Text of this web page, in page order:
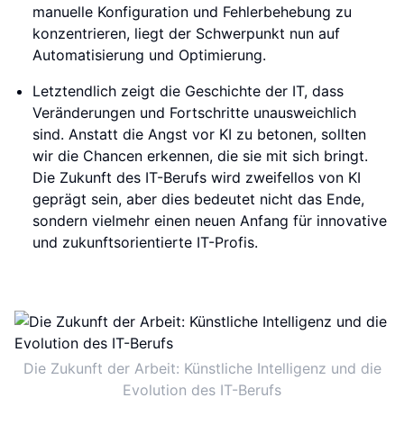
manuelle Konfiguration und Fehlerbehebung zu
konzentrieren, liegt der Schwerpunkt nun auf
Automatisierung und Optimierung.
Letztendlich zeigt die Geschichte der IT, dass
Veränderungen und Fortschritte unausweichlich
sind. Anstatt die Angst vor KI zu betonen, sollten
wir die Chancen erkennen, die sie mit sich bringt.
Die Zukunft des IT-Berufs wird zweifellos von KI
geprägt sein, aber dies bedeutet nicht das Ende,
sondern vielmehr einen neuen Anfang für innovative
und zukunftsorientierte IT-Profis.
Die Zukunft der Arbeit: Künstliche Intelligenz und die
Evolution des IT-Berufs